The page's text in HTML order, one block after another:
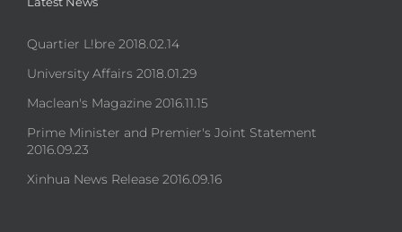
Quartier L!bre 2018.02.14
University Affairs 2018.01.29
Maclean's Magazine 2016.11.15
Prime Minister and Premier's Joint Statement
2016.09.23
Xinhua News Release 2016.09.16